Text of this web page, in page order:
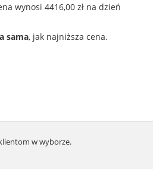
wynosi 4416,00 zł na dzień
sama, jak najniższa cena.
w wyborze.